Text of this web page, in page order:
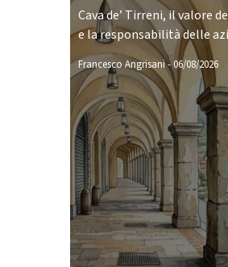
Cava de’ Tirreni, il valore
e la responsabilità delle
Francesco Angrisani-06/08/2026